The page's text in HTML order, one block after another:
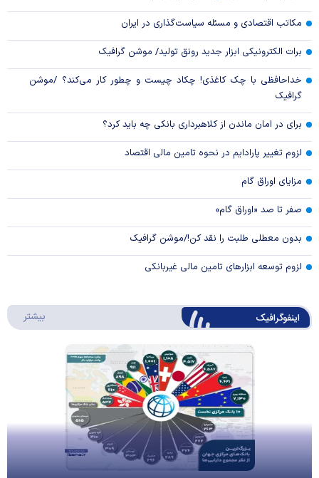
مکاتب اقتصادی و مسئله سیاست‌گذاری در ایران
برات الکترونیکی ابزار جدید رونق تولید/ موشن گرافیک
خداحافظی با چک کاغذی! چکاد چیست و چطور کار می‌کند؟ /موشن
گرافیک
برای در امان ماندن از کلاهبرداری بانکی چه باید کرد؟
لزوم تغییر پارادایم در نحوه تامین مالی اقتصاد
مزایای اوراق گام
صفر تا صد «اوراق گام»
بدون معطلی طلبت را نقد کن!/موشن گرافیک
لزوم توسعه ابزارهای تامین مالی غیربانکی
اینفوگرافیک بیشتر